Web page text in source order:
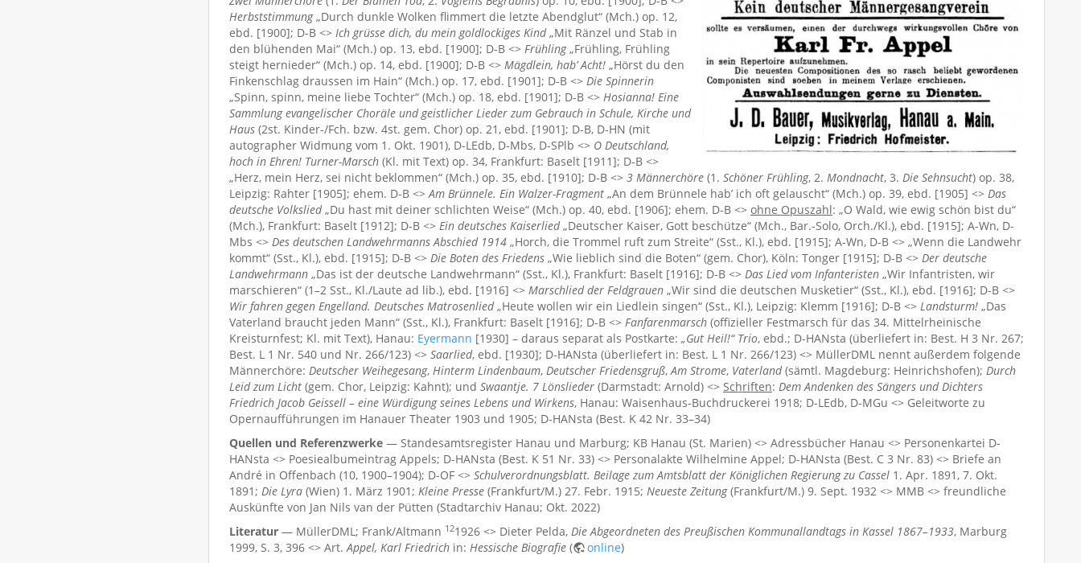
Herbststimmung„Durch dunkle Wolken flimmert die letzte Abendglut“ (Mch.) op. 12,
ebd. [1900]; D-B <> Ich grüsse dich, du mein goldlockiges Kind„Mit Ränzel und Stab in
den blühenden Mai“ (Mch.) op. 13, ebd. [1900]; D-B <> Frühling„Frühling, Frühling
steigt hernieder“ (Mch.) op. 14, ebd. [1900]; D-B <> Mägdlein, hab’ Acht! „Hörst du den
Finkenschlag draussen im Hain“ (Mch.) op. 17, ebd. [1901]; D-B <> Die Spinnerin
„Spinn, spinn, meine liebe Tochter“ (Mch.) op. 18, ebd. [1901]; D-B <> Hosianna! Eine
Sammlung evangelischer Choräle und geistlicher Lieder zum Gebrauch in Schule, Kirche und
Haus (2st. Kinder-/Fch. bzw. 4st. gem. Chor) op. 21, ebd. [1901]; D-B, D-HN (mit
autographer Widmung vom 1. Okt. 1901), D-LEdb, D-Mbs, D-SPlb <> O Deutschland,
hoch in Ehren! Turner-Marsch (Kl. mit Text) op. 34, Frankfurt: Baselt [1911]; D-B <>
„Herz, mein Herz, sei nicht beklommen“ (Mch.) op. 35, ebd. [1910]; D-B <> 3 Männerchöre (1. Schöner Frühling, 2. Mondnacht, 3. Die Sehnsucht) op. 38,
Leipzig: Rahter [1905]; ehem. D-B <>Am Brünnele. Ein Walzer-Fragment „An dem Brünnele hab’ ich oft gelauscht“ (Mch.) op. 39, ebd. [1905] <> Das
deutsche Volkslied„Du hast mit deiner schlichten Weise“ (Mch.) op. 40, ebd. [1906]; ehem. D-B <> ohne Opuszahl: „O Wald, wie ewig schön bist du“
(Mch.), Frankfurt: Baselt [1912]; D-B <> Ein deutsches Kaiserlied„Deutscher Kaiser, Gott beschütze“ (Mch., Bar.-Solo, Orch./Kl.), ebd. [1915]; A-Wn, D-
Mbs <> Des deutschen Landwehrmanns Abschied 1914 „Horch, die Trommel ruft zum Streite“ (Sst., Kl.), ebd. [1915]; A-Wn, D-B <> „Wenn die Landwehr
kommt“ (Sst., Kl.), ebd. [1915]; D-B <> Die Boten des Friedens „Wie lieblich sind die Boten“ (gem. Chor), Köln: Tonger [1915]; D-B <> Der deutsche
Landwehrmann „Das ist der deutsche Landwehrmann“ (Sst., Kl.), Frankfurt: Baselt [1916]; D-B <> Das Lied vom Infanteristen „Wir Infantristen, wir
marschieren“ (1–2 Sst., Kl./Laute ad lib.), ebd. [1916] <> Marschlied der Feldgrauen „Wir sind die deutschen Musketier“ (Sst., Kl.), ebd. [1916]; D-B <>
Wir fahren gegen Engelland. Deutsches Matrosenlied„Heute wollen wir ein Liedlein singen“ (Sst., Kl.), Leipzig: Klemm [1916]; D-B <> Landsturm! „Das
Vaterland braucht jeden Mann“ (Sst., Kl.), Frankfurt: Baselt [1916]; D-B <> Fanfarenmarsch (offizieller Festmarsch für das 34. Mittelrheinische
Kreisturnfest; Kl. mit Text), Hanau: Eyermann [1930] – daraus separat als Postkarte: „Gut Heil!“ Trio, ebd.; D-HANsta (überliefert in: Best. H 3 Nr. 267;
Best. L 1 Nr. 540 und Nr. 266/123) <> Saarlied, ebd. [1930]; D-HANsta (überliefert in: Best. L 1 Nr. 266/123) <> MüllerDML nennt außerdem folgende
Männerchöre: Deutscher Weihegesang, Hinterm Lindenbaum, Deutscher Friedensgruß,Am Strome, Vaterland(sämtl. Magdeburg: Heinrichshofen); Durch
Leid zum Licht (gem. Chor, Leipzig: Kahnt); und Swaantje. 7 Lönslieder (Darmstadt: Arnold) <> Schriften: Dem Andenken des Sängers und Dichters
Friedrich Jacob Geissell – eine Würdigung seines Lebens und Wirkens, Hanau: Waisenhaus-Buchdruckerei 1918; D-LEdb, D-MGu <> Geleitworte zu
Opernaufführungen im Hanauer Theater 1903 und 1905; D-HANsta (Best. K 42 Nr. 33–34)
Quellen und Referenzwerke — Standesamtsregister Hanau und Marburg; KB Hanau (St. Marien) <> Adressbücher Hanau <> Personenkartei D-
HANsta <> Poesiealbumeintrag Appels; D-HANsta (Best. K 51 Nr. 33) <> Personalakte Wilhelmine Appel; D-HANsta (Best. C 3 Nr. 83) <> Briefe an
André in Offenbach (10, 1900–1904); D-OF <> Schulverordnungsblatt. Beilage zum Amtsblatt der Königlichen Regierung zu Cassel 1. Apr. 1891, 7. Okt.
1891; Die Lyra (Wien) 1. März 1901; Kleine Presse (Frankfurt/M.) 27. Febr. 1915; Neueste Zeitung(Frankfurt/M.) 9. Sept. 1932 <> MMB <> freundliche
Auskünfte von Jan Nils van der Pütten (Stadtarchiv Hanau; Okt. 2022)
Literatur — MüllerDML; Frank/Altmann 121926 <> Dieter Pelda, Die Abgeordneten des Preußischen Kommunallandtags in Kassel 1867–1933, Marburg
1999, S. 3, 396 <> Art.Appel, Karl Friedrich in: Hessische Biografie ( online)